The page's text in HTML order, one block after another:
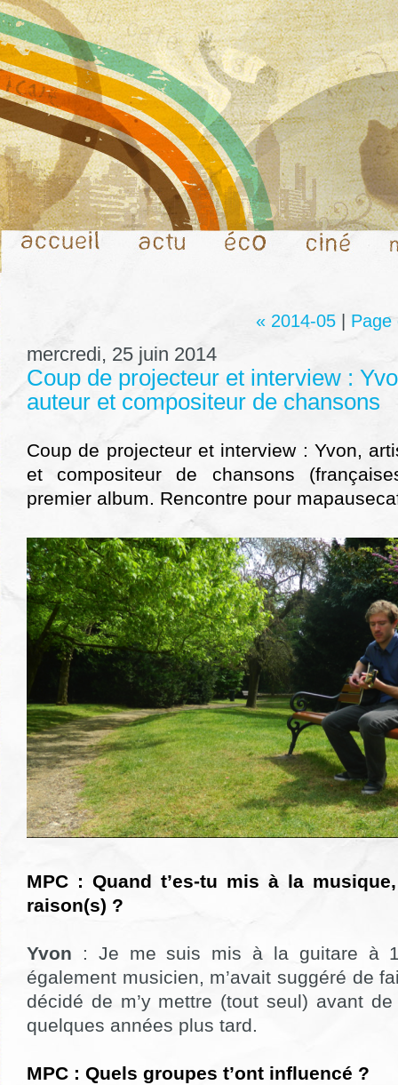
« 2014-05 Page
mercredi, 25 juin 2014
Coup de projecteur et interview :
auteur et compositeur de chansons
Coup de projecteur et interview : Yvon,
et compositeur de chansons
premier album. Rencontre pour
MPC : Quand t’es-tu mis à la
raison(s) ?
Yvon : Je me suis mis à la guitare à
également musicien, m’avait suggéré de
décidé de m’y mettre (tout seul) avant
quelques années plus tard.
MPC : Quels groupes t’ont influencé ?